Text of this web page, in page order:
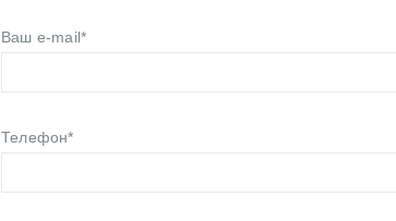
Ваш e-mail*
Телефон*